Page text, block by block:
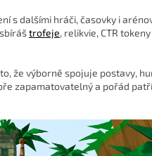
s dalšími hráči, časovky i
trofeje, relikvie, CTR
že výborně spojuje postavy,
zapamatovatelný a pořád